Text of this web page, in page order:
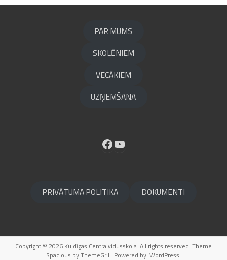
PAR MUMS
SKOLĒNIEM
VECĀKIEM
UZŅEMŠANA
Facebook
YouTube
PRIVĀTUMA POLITIKA DOKUMENTI
Copyright © 2026Kuldīgas Centra vidusskola. All rights reserved. Theme
Spacious by ThemeGrill. Powered by:WordPress.